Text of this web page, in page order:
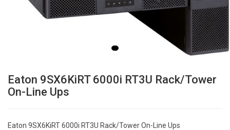
Eaton 9SX6KiRT 6000i RT3U Rack/Tower
On-Line Ups
Eaton 9SX6KiRT 6000i RT3U Rack/Tower On-Line Ups